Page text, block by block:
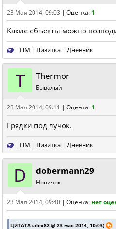
23 Мая 2014, 09:03 | Оценка: 1
Какие объекты можно
| ПМ | Визитка | Дневник
T Thermor
Бывалый
23 Мая 2014, 09:11 | Оценка: 1
Грядки под лучок.
| ПМ | Визитка | Дневник
D dobermann29
Новичок
23 Мая 2014, 09:40 | Оценка: нет
ЦИТАТА (alex82 @ 23 мая 2014, 10:03)